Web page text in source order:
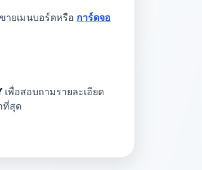
ายเมนบอร์ดหรือ การ์ดจอ
เพื่อสอบถามรายละเอียด
ที่สุด